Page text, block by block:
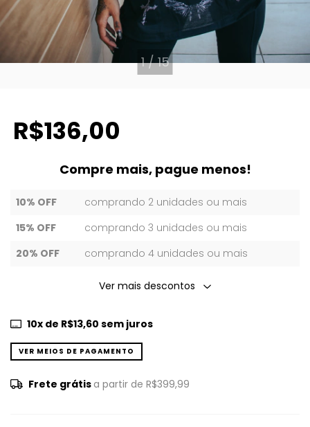
1/15
R$136,00
Compre mais, pague menos!
10% OFF
comprando 2 unidades ou mais
15% OFF
comprando 3 unidades ou mais
20% OFF
comprando 4 unidades ou mais
Ver mais descontos
10x de R$13,60 sem juros
VER MEIOS DE PAGAMENTO
Frete grátis a partir de R$399,99